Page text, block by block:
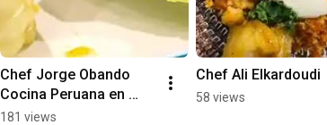
Chef Jorge Obando
Cocina Peruana en
Sevilla
181 views
Chef Ali Elkardoudi
58 views